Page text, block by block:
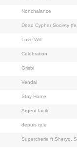
Nonchalance
Dead Cypher Society
Love Will
Celebration
Grisbi
Vendal
Stay Home
Argent facile
depuis que
Supercherie ft Sheryo,